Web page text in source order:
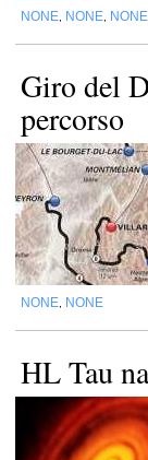
NONE NONE NONE
Giro del
percorso
NONE NONE
HL Tau